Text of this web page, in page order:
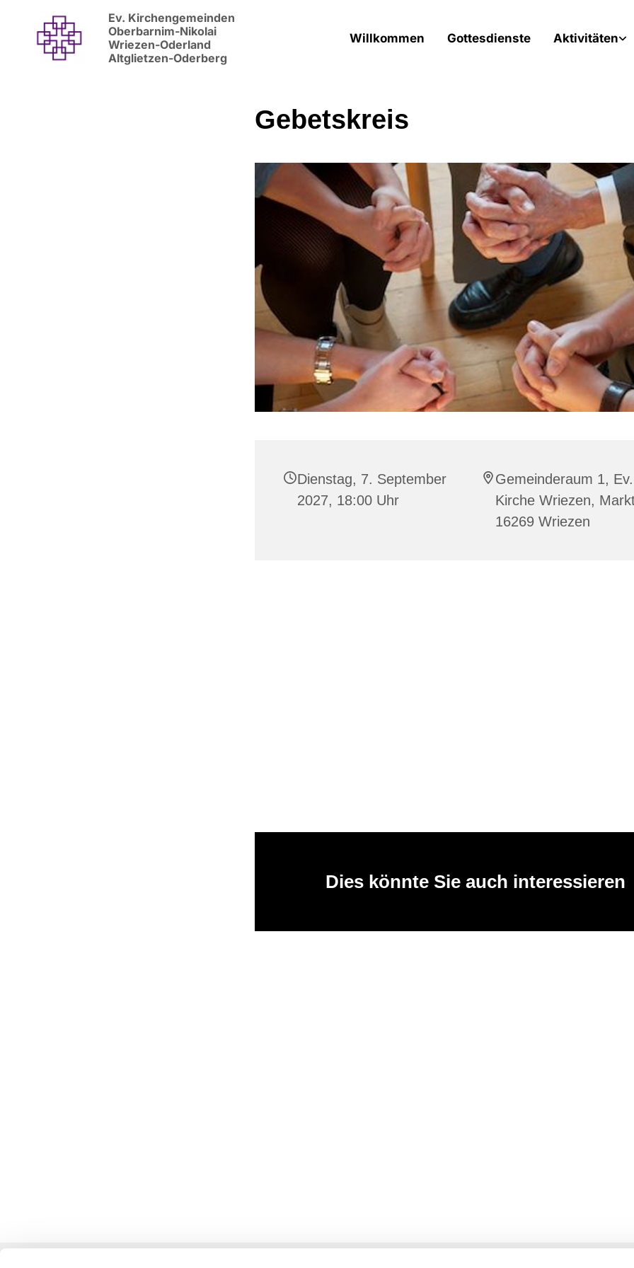
Ev. Kirchengemeinden
Oberbarnim-Nikolai
Wriezen-Oderland
Altglietzen-Oderberg
Willkommen Gottesdienste Aktivitäten
Gebetskreis
Dienstag, 7. September
2027, 18:00 Uhr
Gemeinderaum 1, Ev.
Kirche Wriezen,
16269 Wriezen
Dies könnte Sie auch interessieren